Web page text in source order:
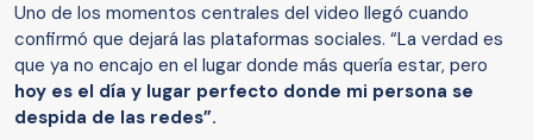
Uno de los momentos centrales del video llegó cuando
confirmó que dejará las plataformas sociales. “La verdad es
que ya no encajo en el lugar donde más quería estar, pero
hoy es el día y lugar perfecto donde mi persona se
despida de las redes”.